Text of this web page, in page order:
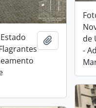
Adicionar
de
-